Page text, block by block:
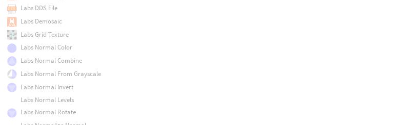
Labs DDS File
Labs Demosaic
Labs Grid Texture
Labs Normal Color
Labs Normal Combine
Labs Normal From Grayscale
Labs Normal Invert
Labs Normal Levels
Labs Normal Rotate